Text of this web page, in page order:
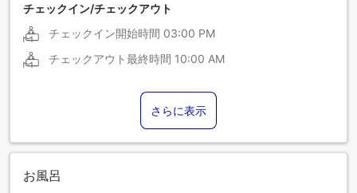
チェックイン/チェックアウト
チェックイン開始時間 03:00 PM
チェックアウト最終時間 10:00 AM
さらに表示
お風呂